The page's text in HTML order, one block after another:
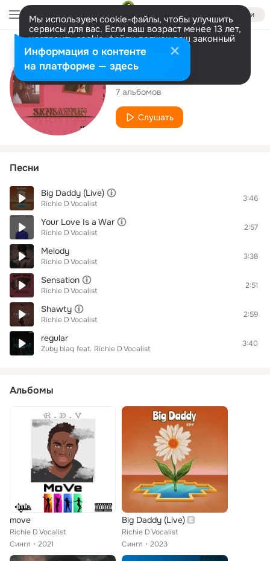
Войти
Мы используем cookie-файлы, чтобы улучшить
сервисы для вас. Если ваш возраст менее 13 лет,
настроить cookie-файлы должен ваш законный
представитель. Больше информации
Разрешить все Настроить
Исполнитель
Richie D Vocalist
7 альбомов
Слушать
Песни
Big Daddy (Live)
Richie D Vocalist
3:46
Your Love Is a War
Richie D Vocalist
2:57
Melody
Richie D Vocalist
3:38
Sensation
Richie D Vocalist
2:51
Shawty
Richie D Vocalist
2:59
regular
Zuby blaq feat. Richie D Vocalist
3:40
Альбомы
move
Richie D Vocalist
Сингл
2021
Big Daddy (Live)
Richie D Vocalist
Сингл
2023
Информация о контенте
на платформе — здесь